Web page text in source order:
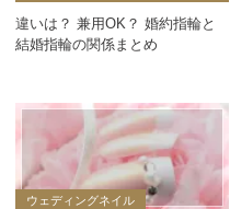
違いは？ 兼用OK？ 婚約指輪と
結婚指輪の関係まとめ
ウェディングネイル